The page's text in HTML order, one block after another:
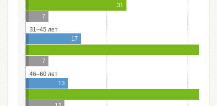
31
7
31–45 лет
17
7
46–60 лет
13